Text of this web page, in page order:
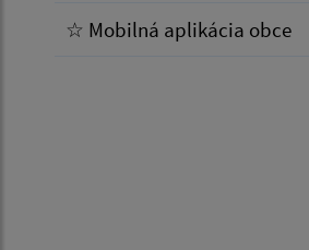
☆ Mobilná aplikácia obce